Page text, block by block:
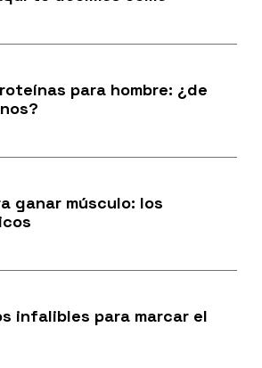
para hombre: ¿de
ganar músculo: los
infalibles para marcar el